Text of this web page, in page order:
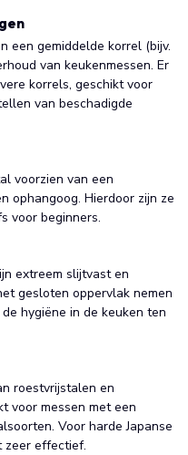
een gemiddelde korrel (bijv.
van keukenmessen. Er
korrels, geschikt voor
van beschadigde
voorzien van een
ophangoog. Hierdoor zijn ze
voor beginners.
extreem slijtvast en
gesloten oppervlak nemen
hygiëne in de keuken ten
roestvrijstalen en
voor messen met een
Voor harde Japanse
zeer effectief.